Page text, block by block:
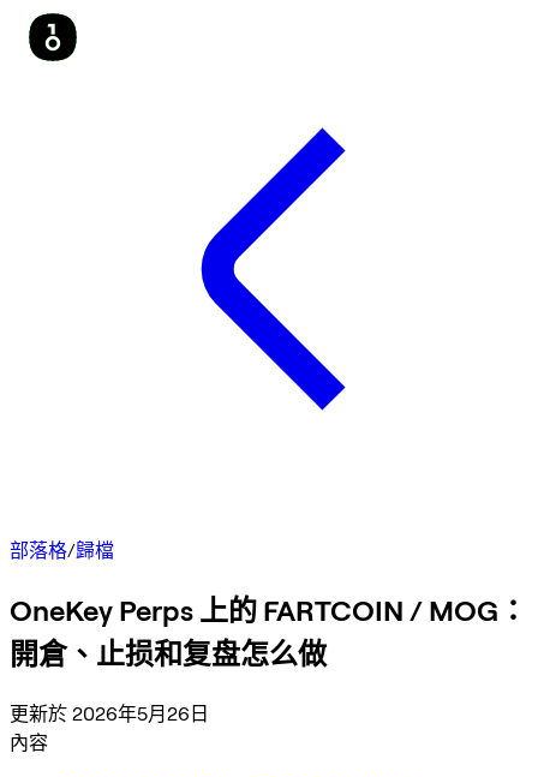
部落格/歸檔
OneKey Perps 上的 FARTCOIN / MOG：
開倉、止损和复盘怎么做
更新於 2026年5月26日
內容